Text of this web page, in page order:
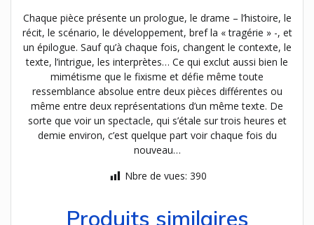
Chaque pièce présente un prologue, le drame – l’histoire, le
récit, le scénario, le développement, bref la « tragérie » -, et
un épilogue. Sauf qu’à chaque fois, changent le contexte, le
texte, l’intrigue, les interprètes… Ce qui exclut aussi bien le
mimétisme que le fixisme et défie même toute
ressemblance absolue entre deux pièces différentes ou
même entre deux représentations d’un même texte. De
sorte que voir un spectacle, qui s’étale sur trois heures et
demie environ, c’est quelque part voir chaque fois du
nouveau…
Nbre de vues: 390
Produits similaires